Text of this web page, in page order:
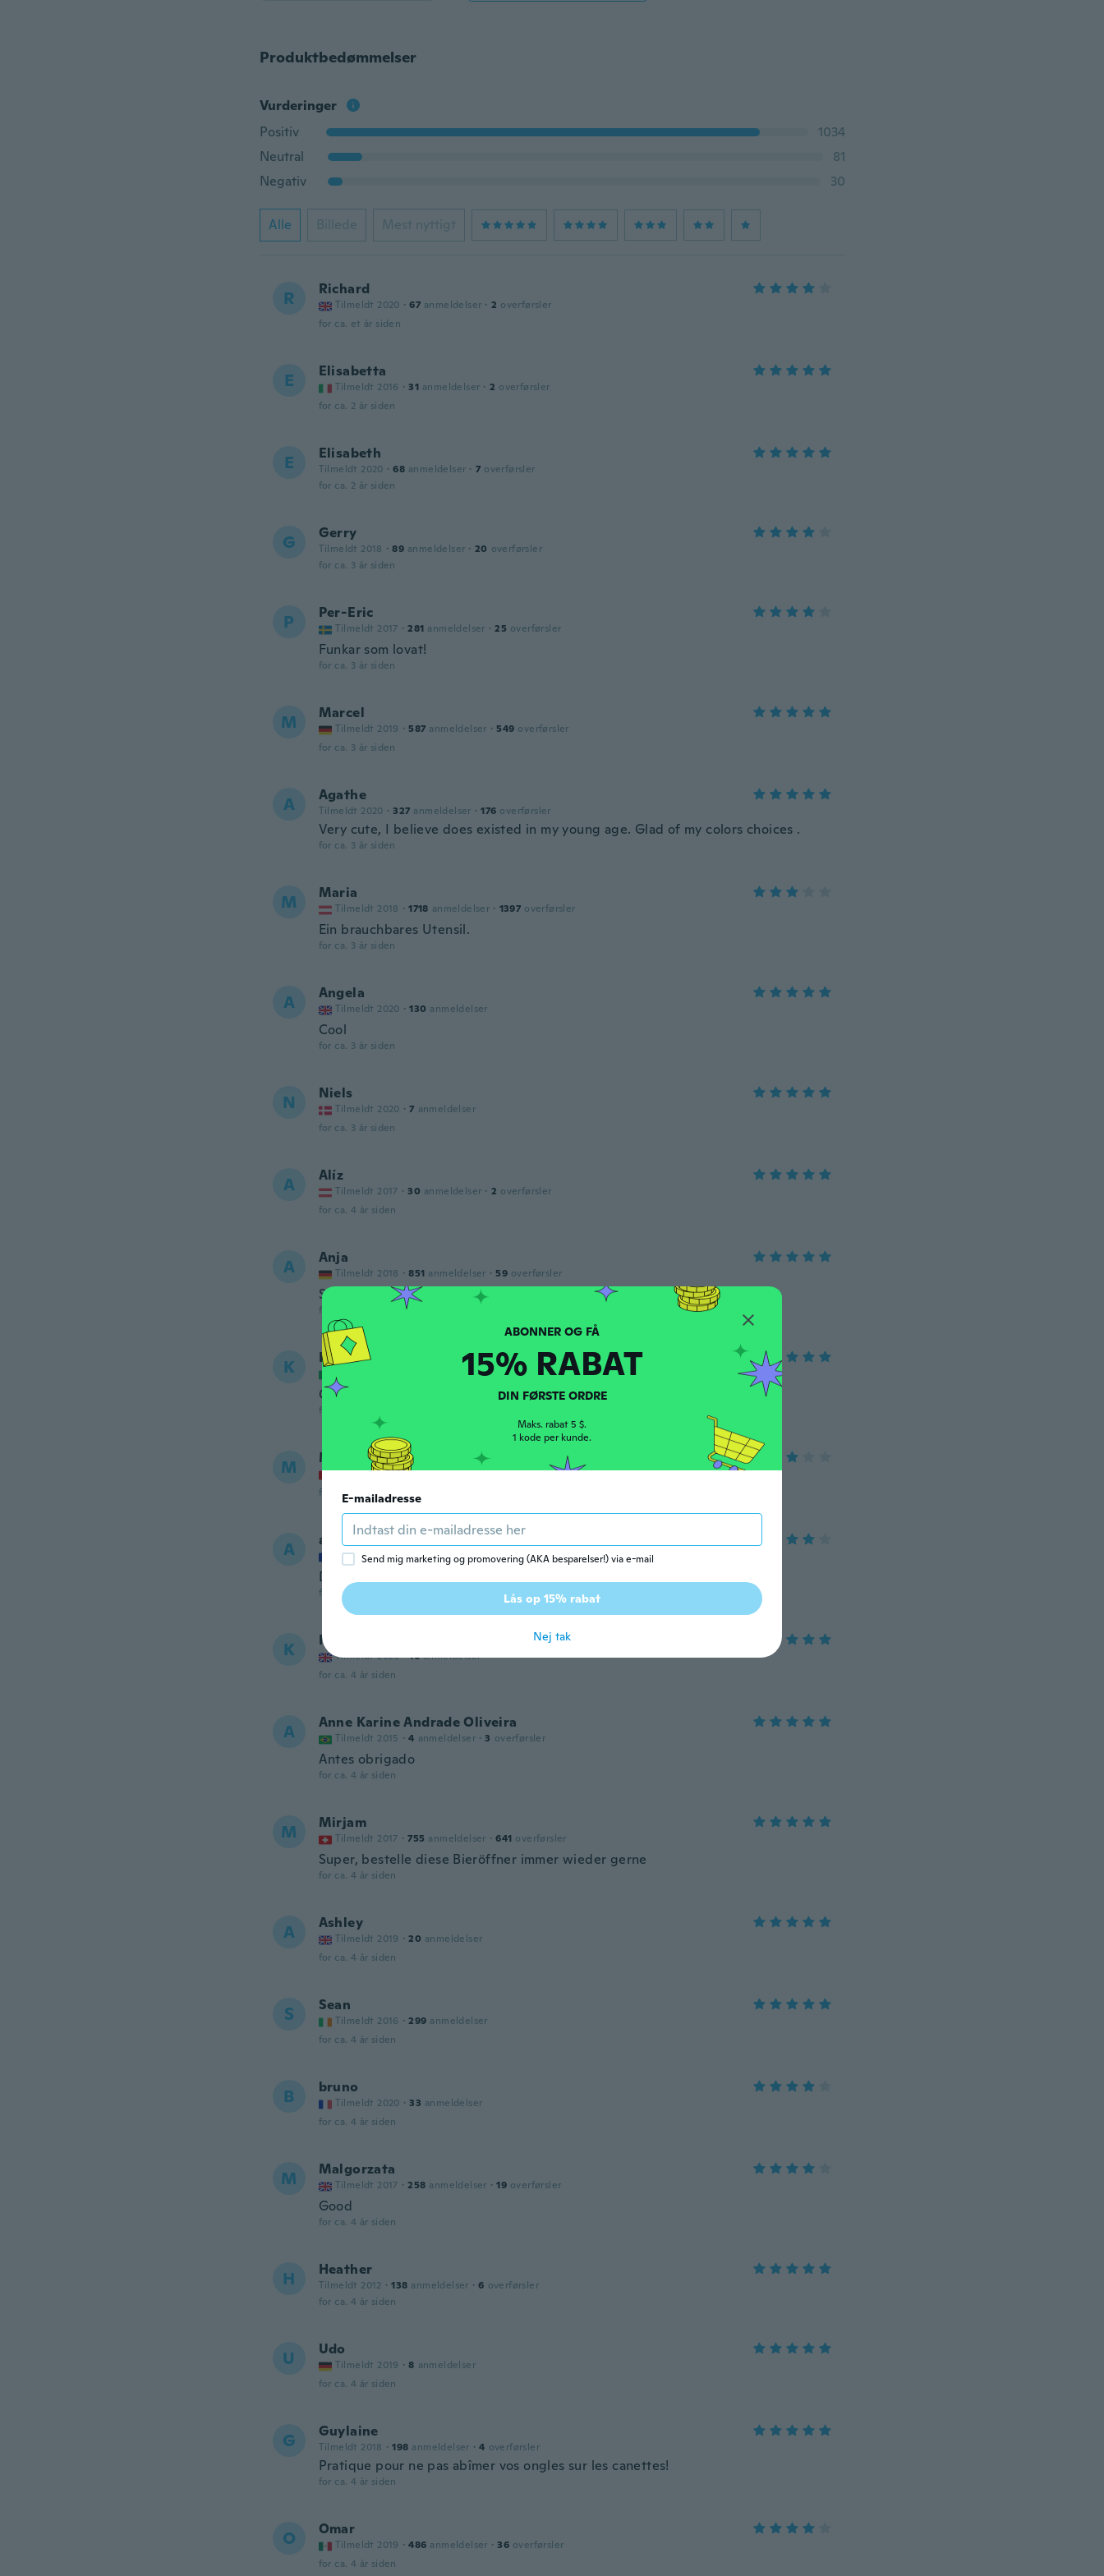
Produktbedømmelser
Vurderinger
Positiv
1034
Neutral
81
Negativ
30
Alle Billede Mest nyttigt
R Richard
Tilmeldt 2020 · 67 anmeldelser · 2 overførsler
for ca. et år siden
E Elisabetta
Tilmeldt 2016 · 31 anmeldelser · 2 overførsler
for ca. 2 år siden
E Elisabeth
Tilmeldt 2020 · 68 anmeldelser · 7 overførsler
for ca. 2 år siden
G Gerry
Tilmeldt 2018 · 89 anmeldelser · 20 overførsler
for ca. 3 år siden
P Per-Eric
Tilmeldt 2017 · 281 anmeldelser · 25 overførsler
Funkar som lovat!
for ca. 3 år siden
M Marcel
Tilmeldt 2019 · 587 anmeldelser · 549 overførsler
for ca. 3 år siden
A Agathe
Tilmeldt 2020 · 327 anmeldelser · 176 overførsler
Very cute, I believe does existed in my young age. Glad of my colors choices .
for ca. 3 år siden
M Maria
Tilmeldt 2018 · 1718 anmeldelser · 1397 overførsler
Ein brauchbares Utensil.
for ca. 3 år siden
A Angela
Tilmeldt 2020 · 130 anmeldelser
Cool
for ca. 3 år siden
N Niels
Tilmeldt 2020 · 7 anmeldelser
for ca. 3 år siden
A Alíz
Tilmeldt 2017 · 30 anmeldelser · 2 overførsler
for ca. 4 år siden
A Anja
Tilmeldt 2018 · 851 anmeldelser · 59 overførsler
Super
for ca. 4 år siden
K Krystian
anmeldelser
Good quality ,sturdy bottle opener
for ca. 4 år siden
M Marques
Tilmeldt 2022 · 21 anmeldelser
for ca. 4 år siden
A adrien
Tilmeldt 2018 · 39 anmeldelser · 1 overførsler
De bonne qualité dommage que l'on puisse pas choisir la couleur
for ca. 4 år siden
K Kevin
Tilmeldt 2020 · 16 anmeldelser
for ca. 4 år siden
A Anne Karine Andrade Oliveira
Tilmeldt 2015 · 4 anmeldelser · 3 overførsler
Antes obrigado
for ca. 4 år siden
M Mirjam
Tilmeldt 2017 · 755 anmeldelser · 641 overførsler
Super, bestelle diese Bieröffner immer wieder gerne
for ca. 4 år siden
A Ashley
Tilmeldt 2019 · 20 anmeldelser
for ca. 4 år siden
S Sean
Tilmeldt 2016 · 299 anmeldelser
for ca. 4 år siden
B bruno
Tilmeldt 2020 · 33 anmeldelser
for ca. 4 år siden
M Malgorzata
Tilmeldt 2017 · 258 anmeldelser · 19 overførsler
Good
for ca. 4 år siden
H Heather
Tilmeldt 2012 · 138 anmeldelser · 6 overførsler
for ca. 4 år siden
U Udo
Tilmeldt 2019 · 8 anmeldelser
for ca. 4 år siden
G Guylaine
Tilmeldt 2018 · 198 anmeldelser · 4 overførsler
Pratique pour ne pas abîmer vos ongles sur les canettes!
for ca. 4 år siden
O Omar
Tilmeldt 2019 · 486 anmeldelser · 36 overførsler
for ca. 4 år siden
15% RABAT
DIN FØRSTE ORDRE
Maks. rabat 5 $.
1 kode per kunde.
E-mailadresse
Send mig marketing og promovering (AKA besparelser!) via e-mail
Lås op 15% rabat
Nej tak